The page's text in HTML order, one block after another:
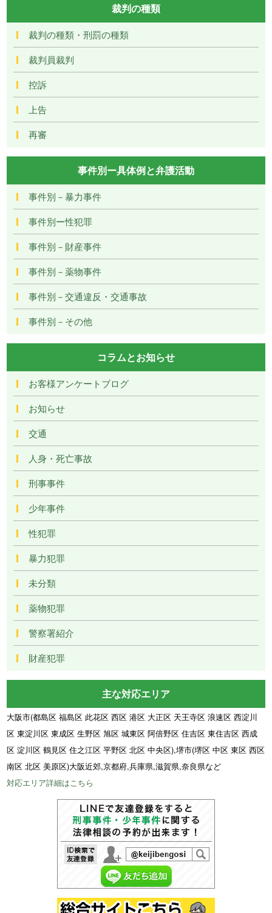
裁判の種類
裁判の種類・刑罰の種類
裁判員裁判
控訴
上告
再審
事件別ー具体例と弁護活動
事件別－暴力事件
事件別ー性犯罪
事件別－財産事件
事件別－薬物事件
事件別－交通違反・交通事故
事件別－その他
コラムとお知らせ
お客様アンケートブログ
お知らせ
交通
人身・死亡事故
刑事事件
少年事件
性犯罪
暴力犯罪
未分類
薬物犯罪
警察署紹介
財産犯罪
主な対応エリア
大阪市(都島区 福島区 此花区 西区 港区 大正区 天王寺区 浪速区 西淀川
区 東淀川区 東成区 生野区 旭区 城東区 阿倍野区 住吉区 東住吉区 西成
区 淀川区 鶴見区 住之江区 平野区 北区 中央区),堺市(堺区 中区 東区 西区
南区 北区 美原区)大阪近郊,京都府,兵庫県,滋賀県,奈良県など
対応エリア詳細はこちら